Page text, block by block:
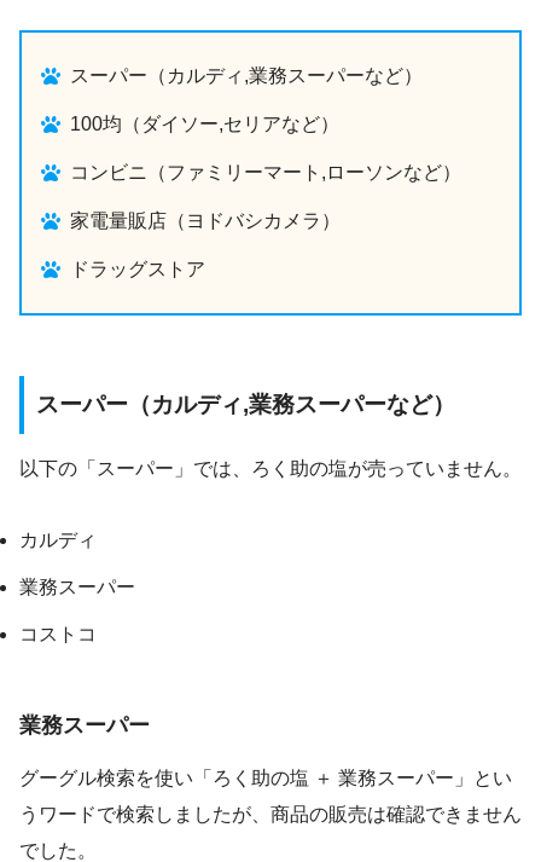
スーパー（カルディ,業務スーパーなど）
100均（ダイソー,セリアなど）
コンビニ（ファミリーマート,ローソンなど）
家電量販店（ヨドバシカメラ）
ドラッグストア
スーパー（カルディ,業務スーパーなど）
以下の「スーパー」では、ろく助の塩が売っていません。
カルディ
業務スーパー
コストコ
業務スーパー
グーグル検索を使い「ろく助の塩 ＋ 業務スーパー」とい
うワードで検索しましたが、商品の販売は確認できません
でした。